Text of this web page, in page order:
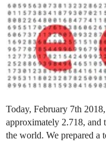
Today, February 7th
approximately 2.718, and
the world. We prepared a